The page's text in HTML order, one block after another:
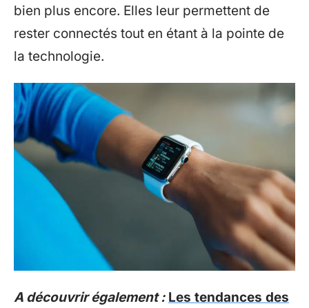
bien plus encore. Elles leur permettent de
rester connectés tout en étant à la pointe de
la technologie.
A découvrir également : Les tendances des